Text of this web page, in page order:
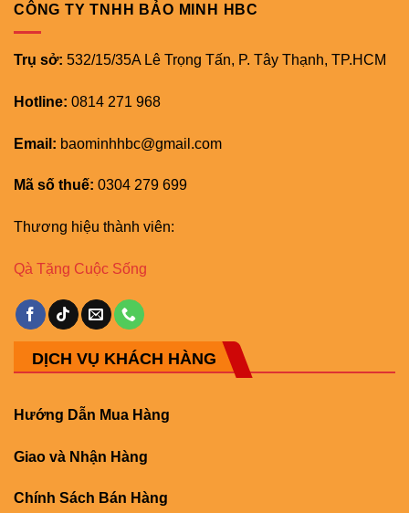
CÔNG TY TNHH BẢO MINH HBC
Trụ sở: 532/15/35A Lê Trọng Tấn, P. Tây Thạnh, TP.HCM
Hotline: 0814 271 968
Email: baominhhbc@gmail.com
Mã số thuế: 0304 279 699
Thương hiệu thành viên:
Qà Tặng Cuộc Sống
DỊCH VỤ KHÁCH HÀNG
Hướng Dẫn Mua Hàng
Giao và Nhận Hàng
Chính Sách Bán Hàng